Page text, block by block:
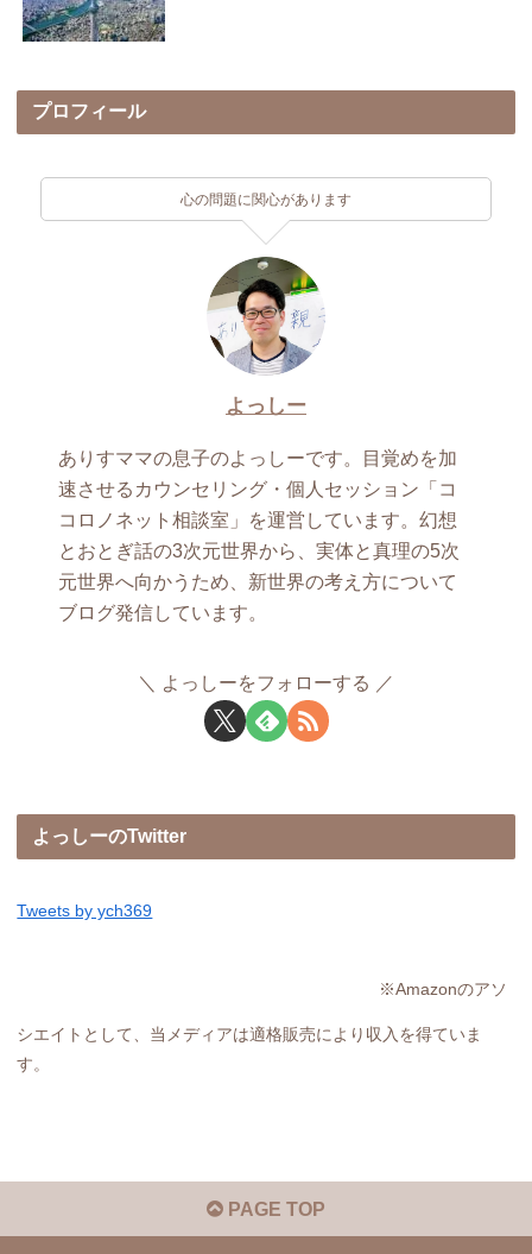
プロフィール
心の問題に関心があります
よっしー
ありすママの息子のよっしーです。目覚めを加
速させるカウンセリング・個人セッション「コ
コロノネット相談室」を運営しています。幻想
とおとぎ話の3次元世界から、実体と真理の5次
元世界へ向かうため、新世界の考え方について
ブログ発信しています。
よっしーをフォローする
よっしーのTwitter
Tweets by ych369
※Amazonのアソ
シエイトとして、当メディアは適格販売により収入を得ていま
す。
PAGE TOP